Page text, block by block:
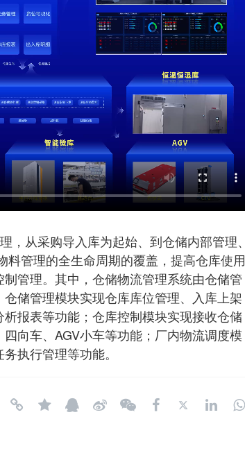
从采购导入库为起始、到仓储内部管理、
管理的全生命周期的覆盖，提高仓库使用
管理。其中，仓储物流管理系统由仓储管
储管理模块实现仓库库位管理、入库上架
报表等功能；仓库控制模块实现接收仓储
向车、AGV小车等功能；厂内物流调度模
执行管理等功能。